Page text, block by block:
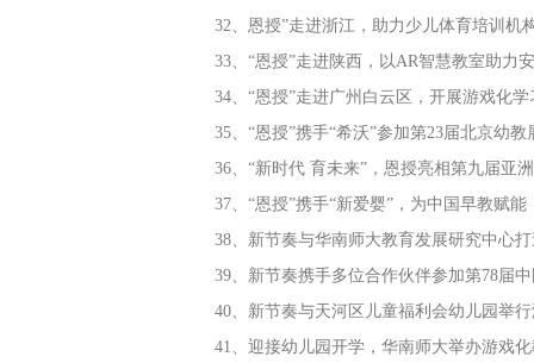
32、恩授”走进浙江，助力少儿体育培训机
33、“恩授”走进陕西，以AR智慧教室助力
34、“恩授”走进广州白云区，开展游戏化
35、“恩授”携手“希沃”参加第23届北京幼教
36、“新时代 育未来”，恩授亮相第九届亚
37、“恩授”携手“新爱婴”，为中国早教赋能
38、新节奏与华南师大教育发展研究中心
39、新节奏携手多位合作伙伴参加第78届
40、新节奏与天河区儿童福利会幼儿园举
41、迎接幼儿园开学，华南师大举办游戏